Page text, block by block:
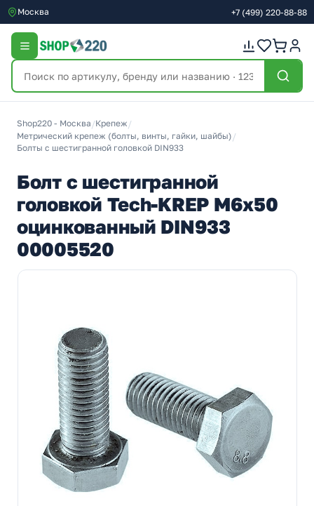
Москва +7 (499) 220-88-88
Shop220 - Москва /Крепеж /
Метрический крепеж (болты, винты, гайки, шайбы) /
Болты с шестигранной головкой DIN933
Болт с шестигранной
головкой Tech-KREP М6х50
оцинкованный DIN933
00005520